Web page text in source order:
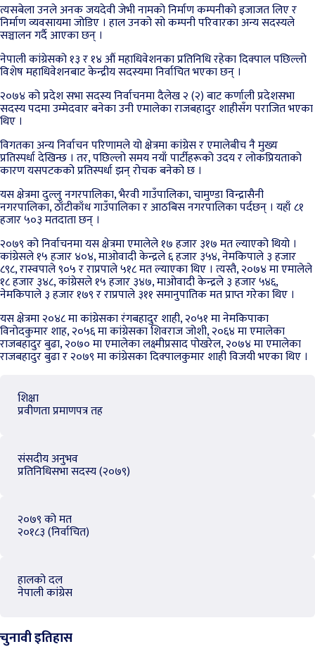
त्यसबेला उनले अनक जयदेवी जेभी नामको निर्माण कम्पनीको इजाजत लिए र
निर्माण व्यवसायमा जोडिए । हाल उनको सो कम्पनी परिवारका अन्य सदस्यले
सञ्चालन गर्दै आएका छन् ।
नेपाली कांग्रेसको १३ र १४ औं महाधिवेशनका प्रतिनिधि रहेका दिक्पाल पछिल्लो
विशेष महाधिवेशनबाट केन्द्रीय सदस्यमा निर्वाचित भएका छन् ।
२०७४ को प्रदेश सभा सदस्य निर्वाचनमा दैलेख २ (२) बाट कर्णाली प्रदेशसभा
सदस्य पदमा उम्मेदवार बनेका उनी एमालेका राजबहादुर शाहीसँग पराजित भएका
थिए ।
विगतका अन्य निर्वाचन परिणामले यो क्षेत्रमा कांग्रेस र एमालेबीच नै मुख्य
प्रतिस्पर्धा देखिन्छ । तर, पछिल्लो समय नयाँ पार्टीहरूको उदय र लोकप्रियताको
कारण यसपटकको प्रतिस्पर्धा झन् रोचक बनेको छ ।
यस क्षेत्रमा दुल्लु नगरपालिका, भैरवी गाउँपालिका, चामुण्डा विन्द्रासैनी
नगरपालिका, ठाँटीकाँध गाउँपालिका र आठबिस नगरपालिका पर्दछन् । यहाँ ८१
हजार ५०३ मतदाता छन् ।
२०७९ को निर्वाचनमा यस क्षेत्रमा एमालेले १७ हजार ३१७ मत ल्याएको थियो ।
कांग्रेसले १५ हजार ४०४, माओवादी केन्द्रले ६ हजार ३५४, नेमकिपाले ३ हजार
८९८, रास्वपाले ९०५ र राप्रपाले ५१८ मत ल्याएका थिए । त्यस्तै, २०७४ मा एमालेले
१८ हजार ३४८, कांग्रेसले १५ हजार ३४७, माओवादी केन्द्रले ३ हजार ५४६,
नेमकिपाले ३ हजार १७९ र राप्रपाले ३११ समानुपातिक मत प्राप्त गरेका थिए ।
यस क्षेत्रमा २०४८ मा कांग्रेसका रंगबहादुर शाही, २०५१ मा नेमकिपाका
विनोदकुमार शाह, २०५६ मा कांग्रेसका शिवराज जोशी, २०६४ मा एमालेका
राजबहादुर बुढा, २०७० मा एमालेका लक्ष्मीप्रसाद पोखरेल, २०७४ मा एमालेका
राजबहादुर बुढा र २०७९ मा कांग्रेसका दिक्पालकुमार शाही विजयी भएका थिए ।
शिक्षा
प्रवीणता प्रमाणपत्र तह
संसदीय अनुभव
प्रतिनिधिसभा सदस्य (२०७९)
२०७९ को मत
२०१८३ (निर्वाचित)
हालको दल
नेपाली कांग्रेस
चुनावी इतिहास